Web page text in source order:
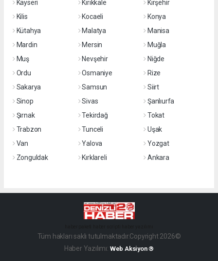
Kayseri
Kırıkkale
Kırşehir
Kilis
Kocaeli
Konya
Kütahya
Malatya
Manisa
Mardin
Mersin
Muğla
Muş
Nevşehir
Niğde
Ordu
Osmaniye
Rize
Sakarya
Samsun
Siirt
Sinop
Sivas
Şanlıurfa
Şırnak
Tekirdağ
Tokat
Trabzon
Tunceli
Uşak
Van
Yalova
Yozgat
Zonguldak
Kırklareli Ankara
Tüm hakları saklı tutulmaktadır.Copyright 2026©
Haber Yazılımı: Web Aksiyon ®